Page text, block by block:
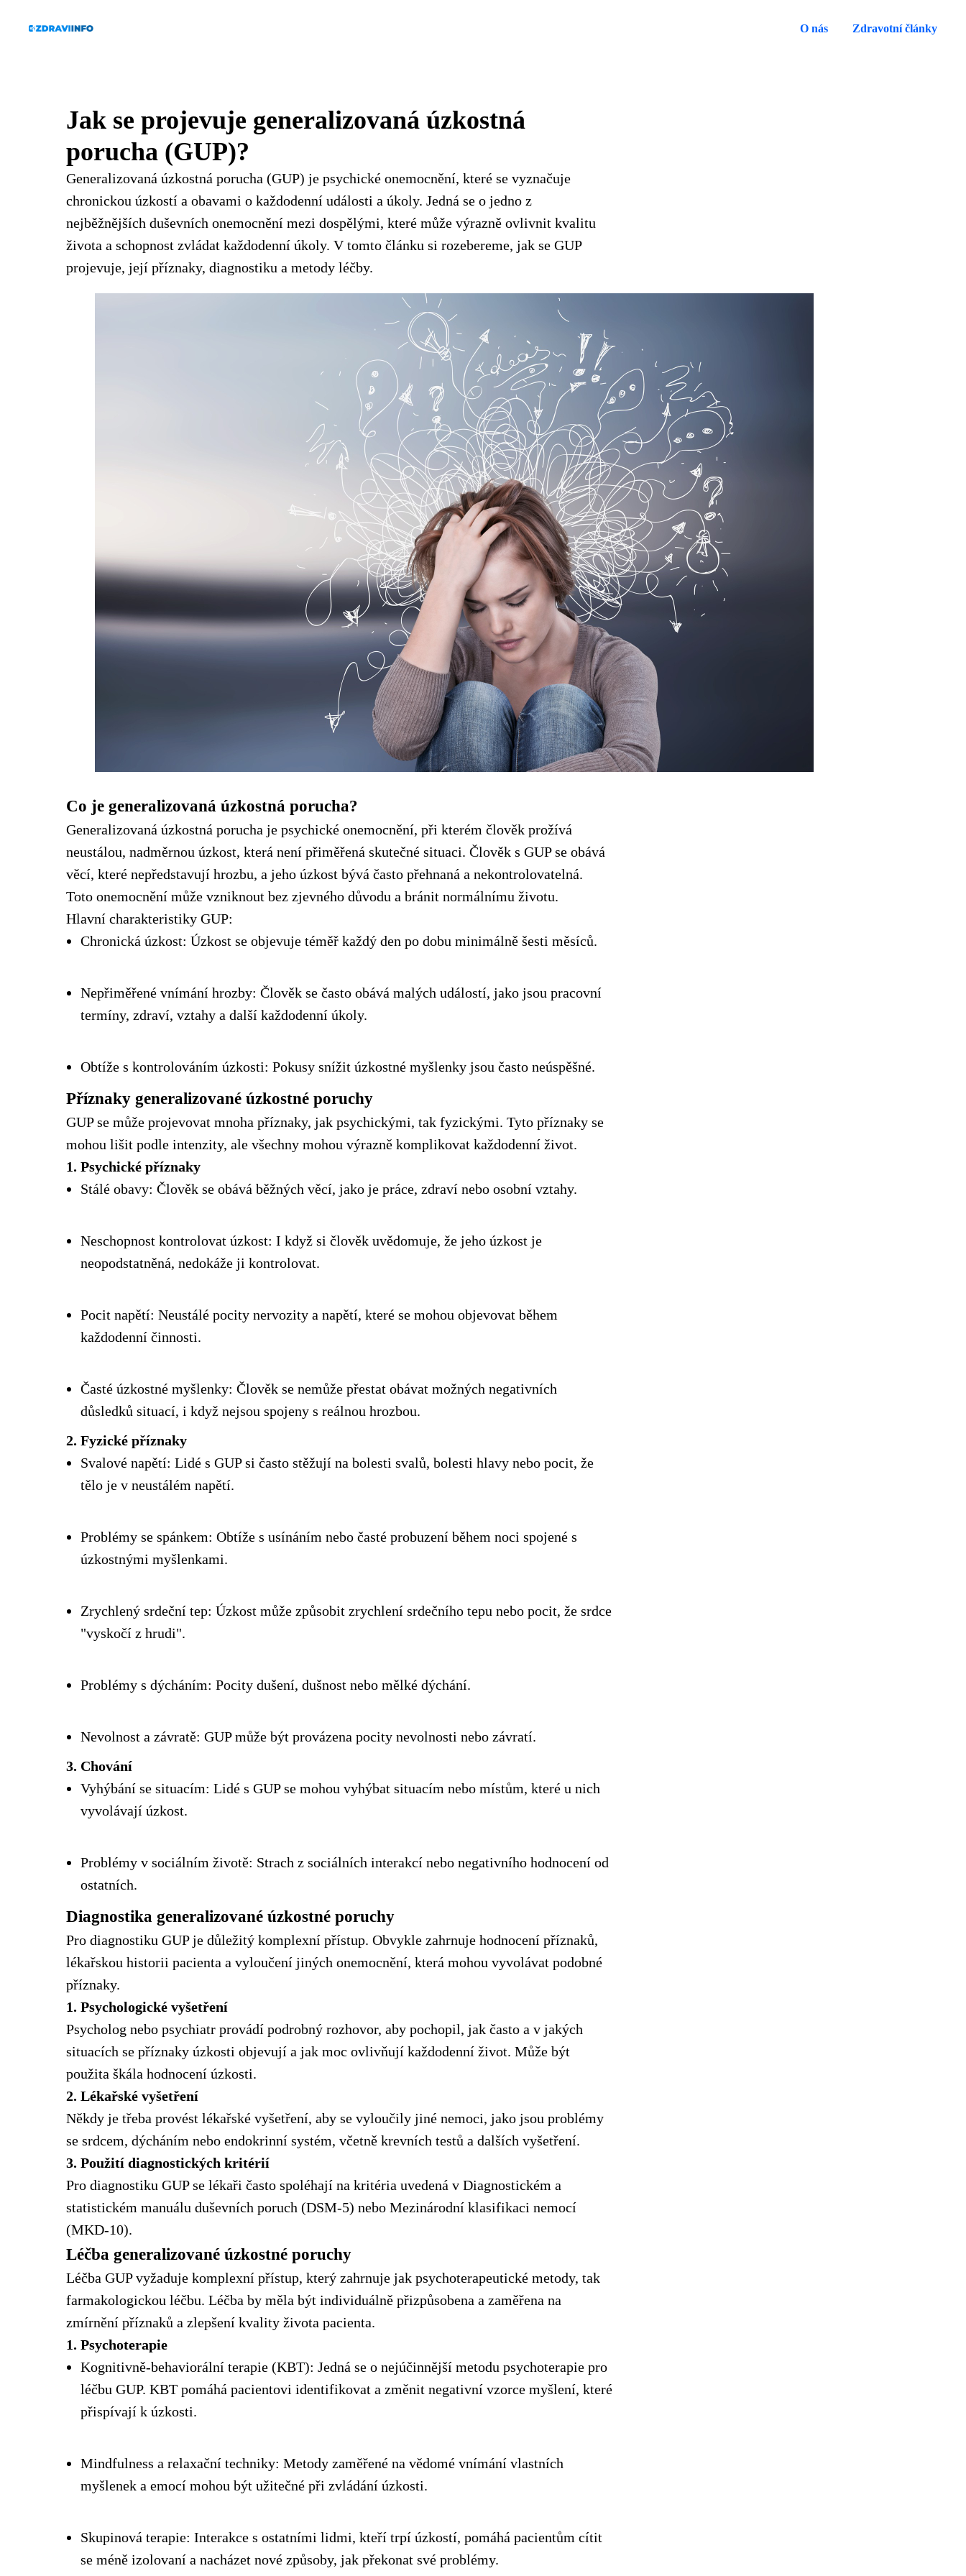
O nás Zdravotní články
Jak se projevuje generalizovaná úzkostná
porucha (GUP)?
Generalizovaná úzkostná porucha (GUP) je psychické onemocnění, které se vyznačuje
chronickou úzkostí a obavami o každodenní události a úkoly. Jedná se o jedno z
nejběžnějších duševních onemocnění mezi dospělými, které může výrazně ovlivnit kvalitu
života a schopnost zvládat každodenní úkoly. V tomto článku si rozebereme, jak se GUP
projevuje, její příznaky, diagnostiku a metody léčby.
Co je generalizovaná úzkostná porucha?
Generalizovaná úzkostná porucha je psychické onemocnění, při kterém člověk prožívá
neustálou, nadměrnou úzkost, která není přiměřená skutečné situaci. Člověk s GUP se obává
věcí, které nepředstavují hrozbu, a jeho úzkost bývá často přehnaná a nekontrolovatelná.
Toto onemocnění může vzniknout bez zjevného důvodu a bránit normálnímu životu.
Hlavní charakteristiky GUP:
Chronická úzkost: Úzkost se objevuje téměř každý den po dobu minimálně šesti měsíců.
Nepřiměřené vnímání hrozby: Člověk se často obává malých událostí, jako jsou pracovní
termíny, zdraví, vztahy a další každodenní úkoly.
Obtíže s kontrolováním úzkosti: Pokusy snížit úzkostné myšlenky jsou často neúspěšné.
Příznaky generalizované úzkostné poruchy
GUP se může projevovat mnoha příznaky, jak psychickými, tak fyzickými. Tyto příznaky se
mohou lišit podle intenzity, ale všechny mohou výrazně komplikovat každodenní život.
1. Psychické příznaky
Stálé obavy: Člověk se obává běžných věcí, jako je práce, zdraví nebo osobní vztahy.
Neschopnost kontrolovat úzkost: I když si člověk uvědomuje, že jeho úzkost je
neopodstatněná, nedokáže ji kontrolovat.
Pocit napětí: Neustálé pocity nervozity a napětí, které se mohou objevovat během
každodenní činnosti.
Časté úzkostné myšlenky: Člověk se nemůže přestat obávat možných negativních
důsledků situací, i když nejsou spojeny s reálnou hrozbou.
2. Fyzické příznaky
Svalové napětí: Lidé s GUP si často stěžují na bolesti svalů, bolesti hlavy nebo pocit, že
tělo je v neustálém napětí.
Problémy se spánkem: Obtíže s usínáním nebo časté probuzení během noci spojené s
úzkostnými myšlenkami.
Zrychlený srdeční tep: Úzkost může způsobit zrychlení srdečního tepu nebo pocit, že srdce
"vyskočí z hrudi".
Problémy s dýcháním: Pocity dušení, dušnost nebo mělké dýchání.
Nevolnost a závratě: GUP může být provázena pocity nevolnosti nebo závratí.
3. Chování
Vyhýbání se situacím: Lidé s GUP se mohou vyhýbat situacím nebo místům, které u nich
vyvolávají úzkost.
Problémy v sociálním životě: Strach z sociálních interakcí nebo negativního hodnocení od
ostatních.
Diagnostika generalizované úzkostné poruchy
Pro diagnostiku GUP je důležitý komplexní přístup. Obvykle zahrnuje hodnocení příznaků,
lékařskou historii pacienta a vyloučení jiných onemocnění, která mohou vyvolávat podobné
příznaky.
1. Psychologické vyšetření
Psycholog nebo psychiatr provádí podrobný rozhovor, aby pochopil, jak často a v jakých
situacích se příznaky úzkosti objevují a jak moc ovlivňují každodenní život. Může být
použita škála hodnocení úzkosti.
2. Lékařské vyšetření
Někdy je třeba provést lékařské vyšetření, aby se vyloučily jiné nemoci, jako jsou problémy
se srdcem, dýcháním nebo endokrinní systém, včetně krevních testů a dalších vyšetření.
3. Použití diagnostických kritérií
Pro diagnostiku GUP se lékaři často spoléhají na kritéria uvedená v Diagnostickém a
statistickém manuálu duševních poruch (DSM-5) nebo Mezinárodní klasifikaci nemocí
(MKD-10).
Léčba generalizované úzkostné poruchy
Léčba GUP vyžaduje komplexní přístup, který zahrnuje jak psychoterapeutické metody, tak
farmakologickou léčbu. Léčba by měla být individuálně přizpůsobena a zaměřena na
zmírnění příznaků a zlepšení kvality života pacienta.
1. Psychoterapie
Kognitivně-behaviorální terapie (KBT): Jedná se o nejúčinnější metodu psychoterapie pro
léčbu GUP. KBT pomáhá pacientovi identifikovat a změnit negativní vzorce myšlení, které
přispívají k úzkosti.
Mindfulness a relaxační techniky: Metody zaměřené na vědomé vnímání vlastních
myšlenek a emocí mohou být užitečné při zvládání úzkosti.
Skupinová terapie: Interakce s ostatními lidmi, kteří trpí úzkostí, pomáhá pacientům cítit
se méně izolovaní a nacházet nové způsoby, jak překonat své problémy.